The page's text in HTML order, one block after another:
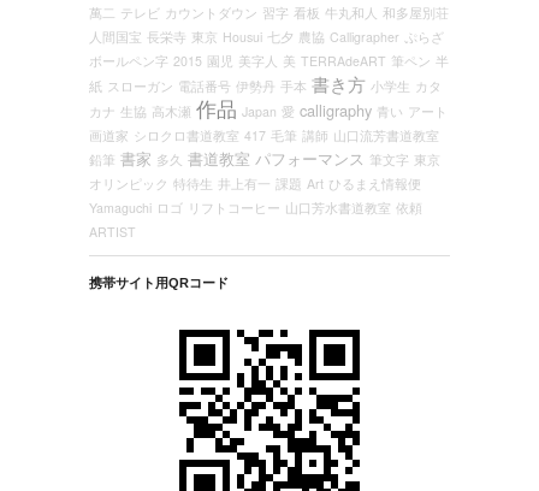
萬二 テレビ カウントダウン 習字 看板 牛丸和人 和多屋別荘
人間国宝 長栄寺 東京 Housui 七夕 農協 Calligrapher ぷらざ
ボールペン字 2015 園児 美字人 美 TERRAdeART 筆ペン 半
紙 スローガン 電話番号 伊勢丹 手本 書き方 小学生
カタ
カナ 生協 高木瀬 作品 Japan 愛 calligraphy 青い アート
画道家 シロクロ書道教室 417 毛筆 講師 山口流芳書道教室
鉛筆 書家 多久 書道教室 パフォーマンス 筆文字 東京
オリンピック 特待生 井上有一 課題 Art ひるまえ情報便
Yamaguchi ロゴ リフトコーヒー 山口芳水書道教室 依頼
ARTIST
携帯サイト用QRコード